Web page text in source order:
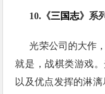
10.《三国志》系
光荣公司的大作
就是，战棋类游戏
以及优点发挥的淋